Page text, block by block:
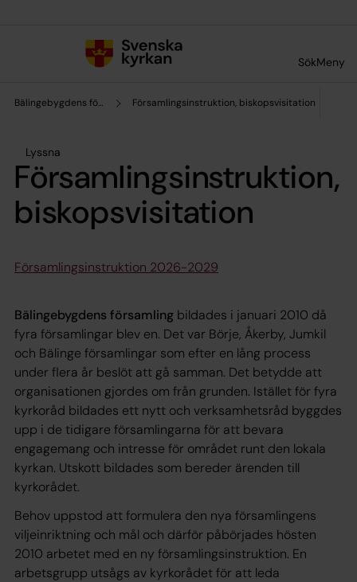
SökMeny
Bälingebygdens församling Församlingsinstruktion, biskopsvisitation
Lyssna
Församlingsinstruktion,
biskopsvisitation
Församlingsinstruktion 2026-2029
Bälingebygdens församling bildades i januari 2010 då
fyra församlingar blev en. Det var Börje, Åkerby, Jumkil
och Bälinge församlingar som efter en lång process
under flera år beslöt att gå samman. Det betydde att
organisationen gjordes om från grunden. Istället för fyra
kyrkoråd bildades ett nytt och verksamhetsråd byggdes
upp i de tidigare församlingarna för att bevara
engagemang och intresse för området runt den lokala
kyrkan. Utskott bildades som bereder ärenden till
kyrkorådet.
Behov uppstod att formulera den nya församlingens
viljeinriktning och mål och därför påbörjades hösten
2010 arbetet med en ny församlingsinstruktion. En
arbetsgrupp utsågs av kyrkorådet för att leda